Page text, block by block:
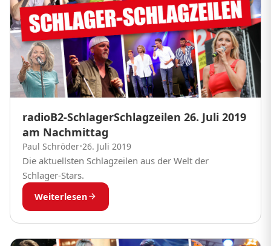
radioB2-SchlagerSchlagzeilen 26. Juli 2019
am Nachmittag
Paul Schröder•26. Juli 2019
Die aktuellsten Schlagzeilen aus der Welt der
Schlager-Stars.
Weiterlesen